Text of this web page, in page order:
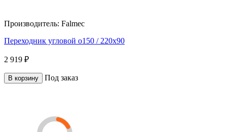
Производитель: Falmec
Переходник угловой o150 / 220x90
2 919 ₽
В корзину Под заказ